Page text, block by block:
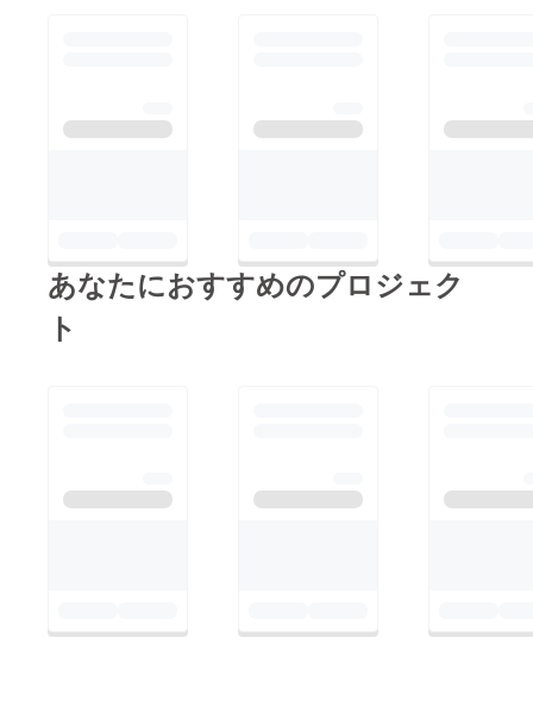
/13259558.html大きな
ンピオンシップに向け
たチャレンジがまだ
切っていきたいと思い
きるよう精進してまい
com/lake_blue_shiga?
あなたにおすすめのプロジェク
ト